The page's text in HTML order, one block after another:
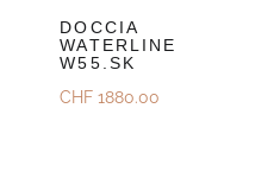
DOCCIA
WATERLINE
W55.SK
CHF 1880.00